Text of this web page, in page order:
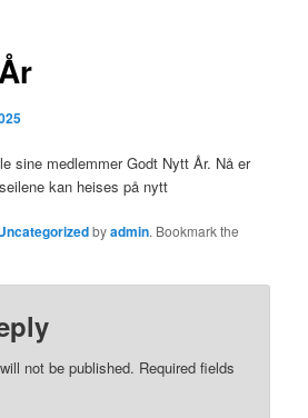
sine medlemmer Godt Nytt År. Nå er
kan heises på nytt
byadmin. Bookmark the
not be published. Required fields